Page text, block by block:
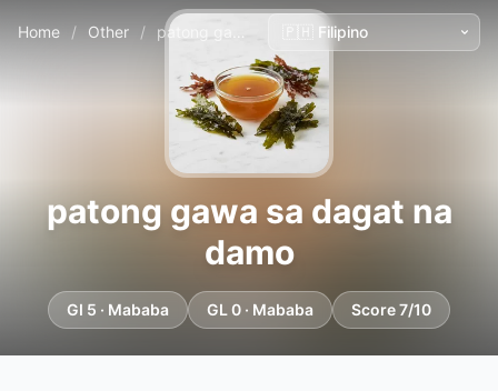
Home / Other / patong gawa sa dagat na damo
patong gawa sa dagat na
damo
GI 5 · Mababa GL 0 · Mababa Score 7/10